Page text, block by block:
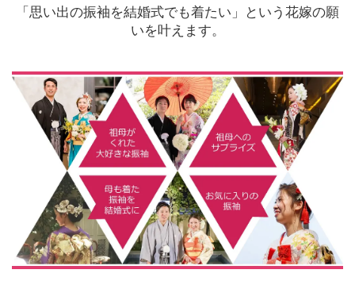
「思い出の振袖を結婚式でも着たい」という花嫁の願
いを叶えます。